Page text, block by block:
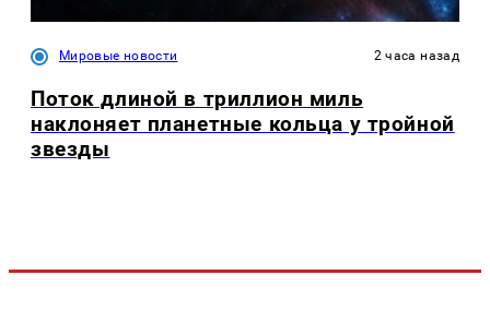
Мировые новости 2 часа назад
Поток длиной в триллион миль
наклоняет планетные кольца у тройной
звезды